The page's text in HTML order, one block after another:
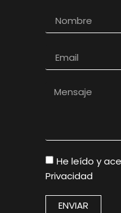
He leído y
Privacidad
ENVIAR